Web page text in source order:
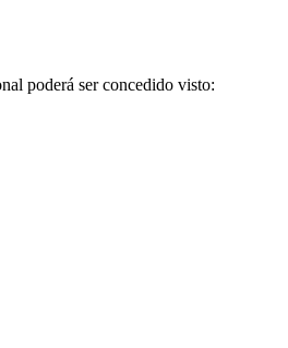
poderá ser concedido visto: